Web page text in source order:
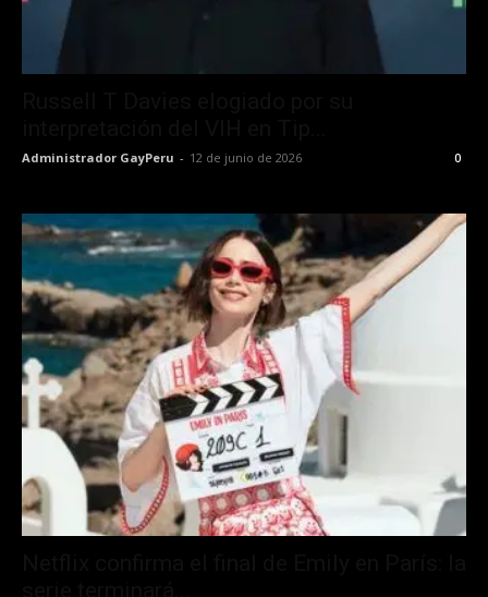
Administrador GayPeru - 12 de junio de 2026 0